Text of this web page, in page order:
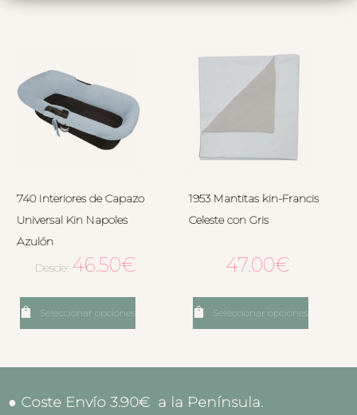
740 Interiores de Capazo
Universal Kin Napoles
Azulón
Desde: 46.50€
Seleccionar opciones
1953 Mantitas kin-Francis
Celeste con Gris
47.00€
Seleccionar opciones
● Coste Envío 3.90€ a la Península.